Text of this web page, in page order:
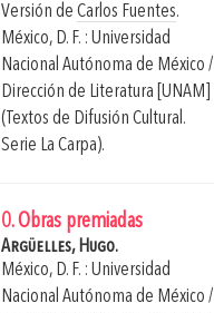
Versión de Carlos Fuentes.
México, D. F. : Universidad
Nacional Autónoma de México /
Dirección de Literatura [UNAM]
(Textos de Difusión Cultural.
Serie La Carpa).
0. Obras premiadas
Argüelles, Hugo.
México, D. F. : Universidad
Nacional Autónoma de México /